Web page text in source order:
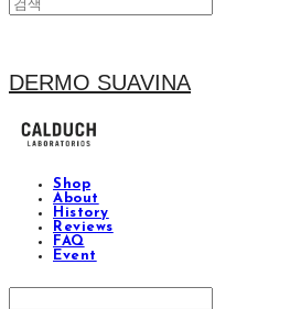
DERMO SUAVINA
Shop
About
History
Reviews
FAQ
Event